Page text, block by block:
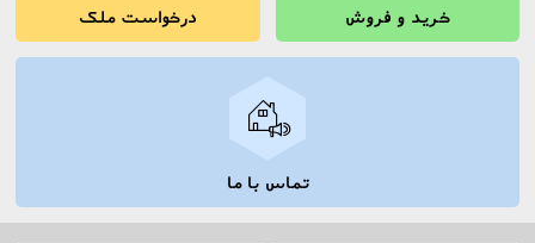
خرید و فروش درخواست ملک
تماس با ما